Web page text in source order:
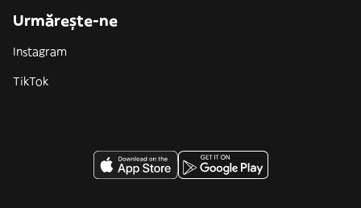
Urmărește-ne
Instagram
TikTok